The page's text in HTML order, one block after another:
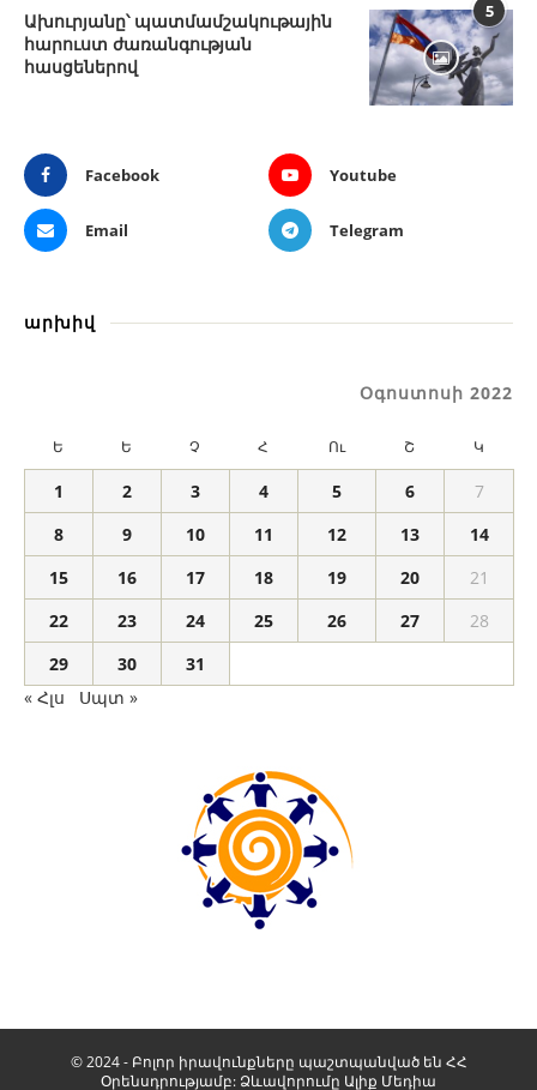
5
Ախուրյանը՝ պատմամշակութային
հարուստ ժառանգության
հասցեներով
Facebook Youtube
Email Telegram
արխիվ
Օգոստոսի 2022
Ե Ե Չ Հ Ու Շ Կ
1 2 3 4 5 6
7
8
9 10 11 12 13
14
15
16 17 18 19 20
21
22
23 24 25 26 27
28
29
30
31
« Հլս
Սպտ »
© 2024 - Բոլոր իրավունքները պաշտպանված են ՀՀ
Օրենսդրությամբ: Ձևավորումը Ալիք Մեդիա